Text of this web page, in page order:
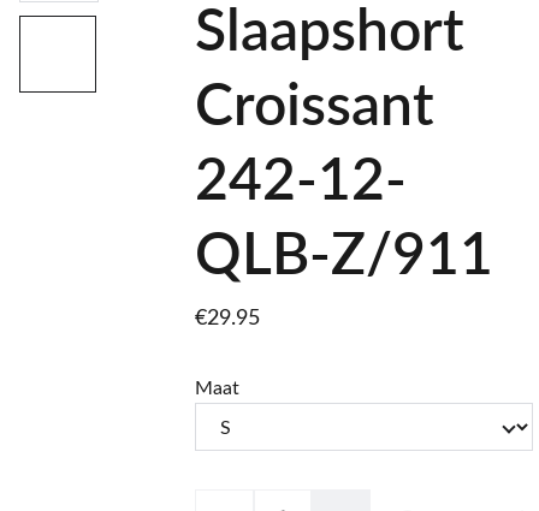
Slaapshort
Croissant
242-12-
QLB-Z/911
€29.95
Maat